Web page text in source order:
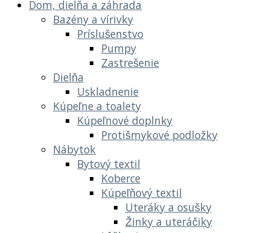
Dom, dielňa a záhrada
Bazény a vírivky
Príslušenstvo
Pumpy
Zastrešenie
Dielňa
Uskladnenie
Kúpeľne a toalety
Kúpeľnové doplnky
Protišmykové podložky
Nábytok
Bytový textil
Koberce
Kúpeľňový textil
Uteráky a osušky
Žinky a uteráčiky